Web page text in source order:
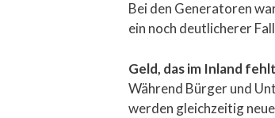
Bei den Generatoren
ein noch deutlicherer
Geld, das im Inland fehlt
Während Bürger und
werden gleichzeitig